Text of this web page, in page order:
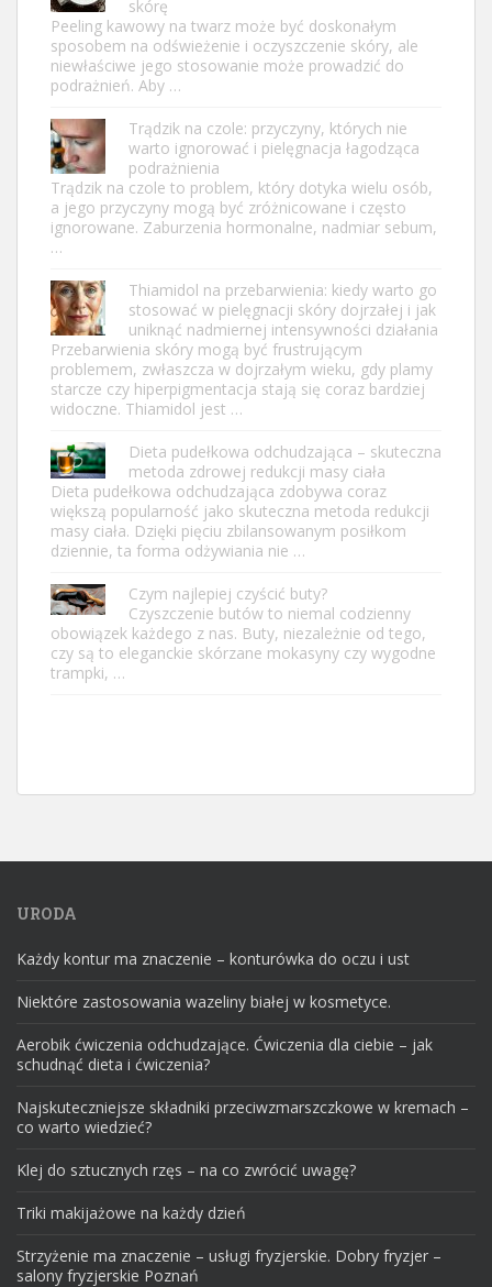
skórę
Peeling kawowy na twarz może być doskonałym
sposobem na odświeżenie i oczyszczenie skóry, ale
niewłaściwe jego stosowanie może prowadzić do
podrażnień. Aby …
Trądzik na czole: przyczyny, których nie
warto ignorować i pielęgnacja łagodząca
podrażnienia
Trądzik na czole to problem, który dotyka wielu osób,
a jego przyczyny mogą być zróżnicowane i często
ignorowane. Zaburzenia hormonalne, nadmiar sebum,
…
Thiamidol na przebarwienia: kiedy warto go
stosować w pielęgnacji skóry dojrzałej i jak
uniknąć nadmiernej intensywności działania
Przebarwienia skóry mogą być frustrującym
problemem, zwłaszcza w dojrzałym wieku, gdy plamy
starcze czy hiperpigmentacja stają się coraz bardziej
widoczne. Thiamidol jest …
Dieta pudełkowa odchudzająca – skuteczna
metoda zdrowej redukcji masy ciała
Dieta pudełkowa odchudzająca zdobywa coraz
większą popularność jako skuteczna metoda redukcji
masy ciała. Dzięki pięciu zbilansowanym posiłkom
dziennie, ta forma odżywiania nie …
Czym najlepiej czyścić buty?
Czyszczenie butów to niemal codzienny
obowiązek każdego z nas. Buty, niezależnie od tego,
czy są to eleganckie skórzane mokasyny czy wygodne
trampki, …
URODA
Każdy kontur ma znaczenie – konturówka do oczu i ust
Niektóre zastosowania wazeliny białej w kosmetyce.
Aerobik ćwiczenia odchudzające. Ćwiczenia dla ciebie – jak
schudnąć dieta i ćwiczenia?
Najskuteczniejsze składniki przeciwzmarszczkowe w kremach –
co warto wiedzieć?
Klej do sztucznych rzęs – na co zwrócić uwagę?
Triki makijażowe na każdy dzień
Strzyżenie ma znaczenie – usługi fryzjerskie. Dobry fryzjer –
salony fryzjerskie Poznań